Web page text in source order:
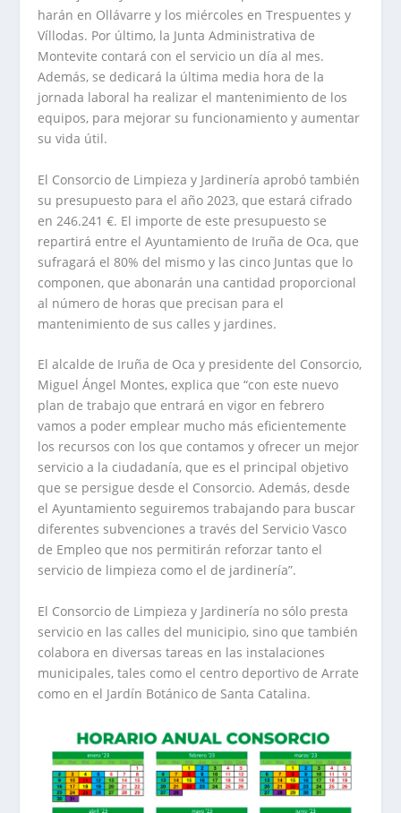
harán en Ollávarre y los miércoles en Trespuentes y
Víllodas. Por último, la Junta Administrativa de
Montevite contará con el servicio un día al mes.
Además, se dedicará la última media hora de la
jornada laboral ha realizar el mantenimiento de los
equipos, para mejorar su funcionamiento y aumentar
su vida útil.
El Consorcio de Limpieza y Jardinería aprobó también
su presupuesto para el año 2023, que estará cifrado
en 246.241 €. El importe de este presupuesto se
repartirá entre el Ayuntamiento de Iruña de Oca, que
sufragará el 80% del mismo y las cinco Juntas que lo
componen, que abonarán una cantidad proporcional
al número de horas que precisan para el
mantenimiento de sus calles y jardines.
El alcalde de Iruña de Oca y presidente del Consorcio,
Miguel Ángel Montes, explica que “con este nuevo
plan de trabajo que entrará en vigor en febrero
vamos a poder emplear mucho más eficientemente
los recursos con los que contamos y ofrecer un mejor
servicio a la ciudadanía, que es el principal objetivo
que se persigue desde el Consorcio. Además, desde
el Ayuntamiento seguiremos trabajando para buscar
diferentes subvenciones a través del Servicio Vasco
de Empleo que nos permitirán reforzar tanto el
servicio de limpieza como el de jardinería”.
El Consorcio de Limpieza y Jardinería no sólo presta
servicio en las calles del municipio, sino que también
colabora en diversas tareas en las instalaciones
municipales, tales como el centro deportivo de Arrate
como en el Jardín Botánico de Santa Catalina.